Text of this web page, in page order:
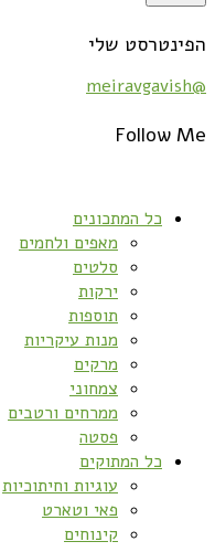
הפינטרסט שלי
@meiravgavish
Follow Me
כל המתכונים
מאפים ולחמים
סלטים
ירקות
תוספות
מנות עיקריות
מרקים
צמחוני
ממרחים ורטבים
פסטה
כל המתוקים
עוגיות וחיתוכיות
פאי וטארט
קינוחים